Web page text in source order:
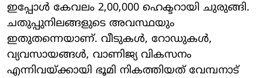
ഇപ്പോൾ കേവലം 2,00,000 ഹെക്ടറായി ചുരുങ്ങി.
ചതുപ്പുനിലങ്ങളുടെ അവസ്ഥയും
ഇതുതന്നെയാണ്. വീടുകൾ, റോഡുകൾ,
വ്യവസായങ്ങൾ, വാണിജ്യ വികസനം
എന്നിവയ്ക്കായി ഭൂമി നികത്തിയത് വേമ്പനാട്